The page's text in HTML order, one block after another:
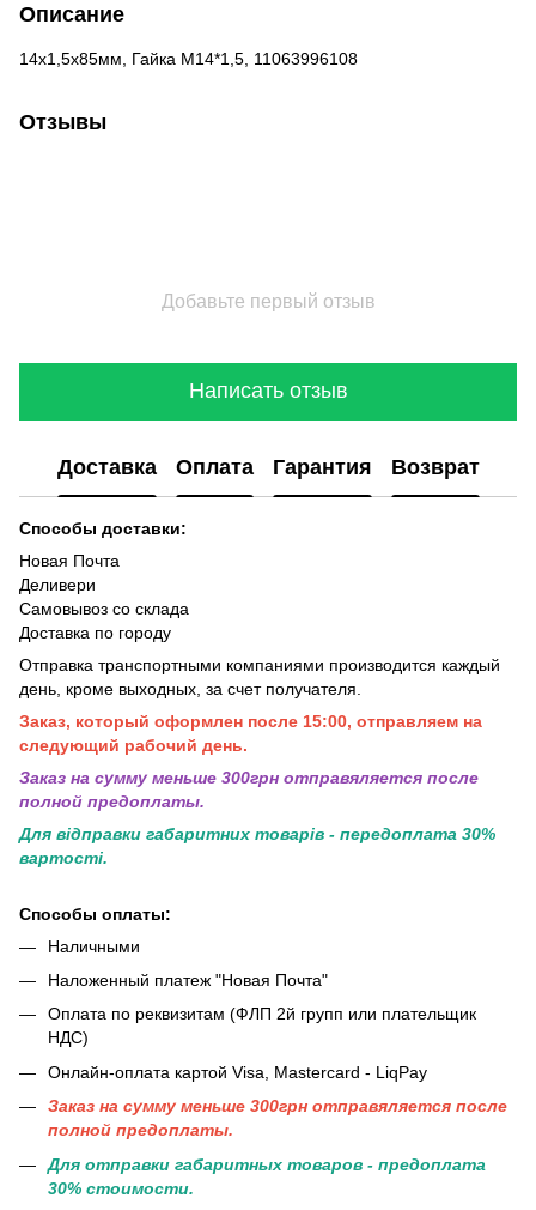
Описание
14х1,5х85мм, Гайка М14*1,5, 11063996108
Отзывы
Добавьте первый отзыв
Написать отзыв
Доставка Оплата Гарантия Возврат
Способы доставки:
Новая Почта
Деливери
Самовывоз со склада
Доставка по городу
Отправка транспортными компаниями производится каждый
день, кроме выходных, за счет получателя.
Заказ, который оформлен после 15:00, отправляем на
следующий рабочий день.
Заказ на сумму меньше 300грн отправяляется после
полной предоплаты.
Для відправки габаритних товарів - передоплата 30%
вартості.
Способы оплаты:
Наличными
Наложенный платеж "Новая Почта"
Оплата по реквизитам (ФЛП 2й групп или плательщик
НДС)
Онлайн-оплата картой Visa, Mastercard - LiqPay
Заказ на сумму меньше 300грн отправяляется после
полной предоплаты.
Для отправки габаритных товаров - предоплата
30% стоимости.